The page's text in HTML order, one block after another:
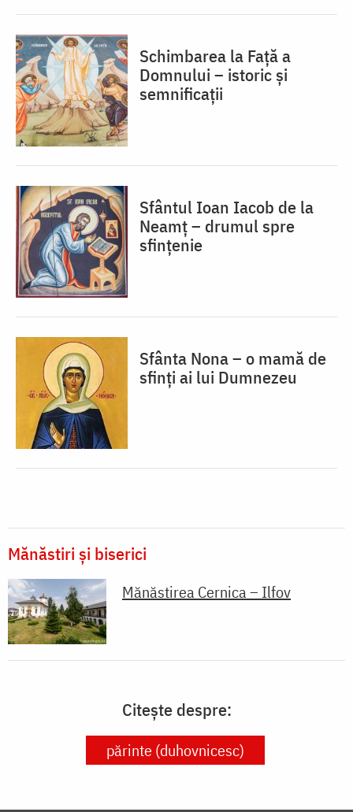
Schimbarea la Față a
Domnului – istoric și
semnificații
Sfântul Ioan Iacob de la
Neamț – drumul spre
sfințenie
Sfânta Nona – o mamă de
sfinți ai lui Dumnezeu
Mănăstiri și biserici
Mănăstirea Cernica – Ilfov
Citește despre:
părinte (duhovnicesc)